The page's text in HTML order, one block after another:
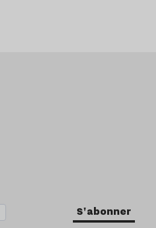
S'abonner